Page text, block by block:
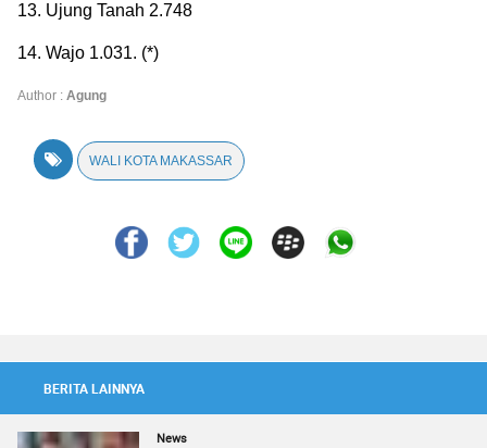
13. Ujung Tanah 2.748
14. Wajo 1.031. (*)
Author : Agung
WALI KOTA MAKASSAR
BERITA LAINNYA
News